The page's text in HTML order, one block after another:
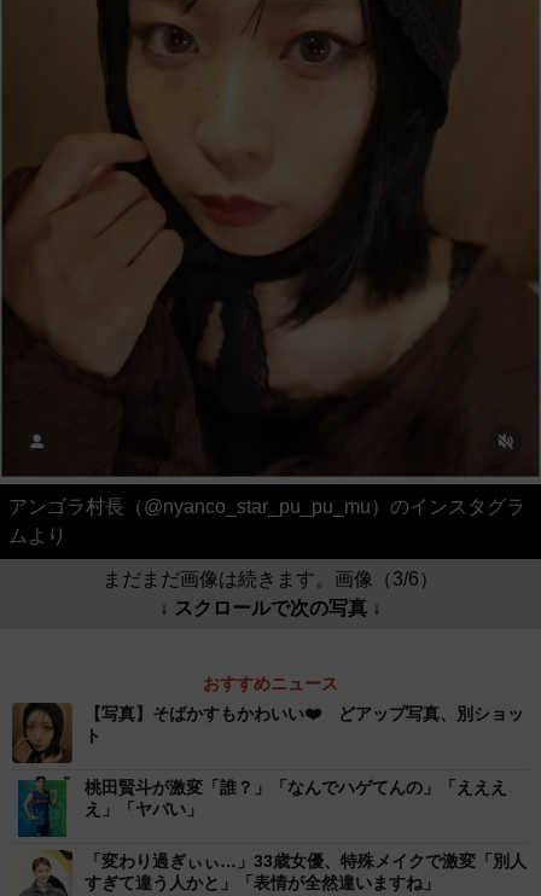
アンゴラ村長（@nyanco_star_pu_pu_mu）のインスタグラ
ムより
まだまだ画像は続きます。画像（3/6）
↓ スクロールで次の写真 ↓
おすすめニュース
【写真】そばかすもかわいい❤️ どアップ写真、別ショッ
ト
桃田賢斗が激変「誰？」「なんでハゲてんの」「えええ
え」「ヤバい」
「変わり過ぎぃぃ…」33歳女優、特殊メイクで激変「別人
すぎて違う人かと」「表情が全然違いますね」